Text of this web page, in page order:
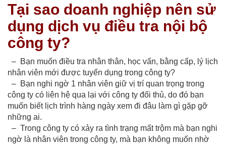
Tại sao doanh nghiệp nên sử
dụng dịch vụ điều tra nội bộ
công ty?
– Bạn muốn điều tra nhân thân, học vấn, bằng cấp, lý lịch
nhân viên mới được tuyển dụng trong công ty?
– Bạn nghi ngờ 1 nhân viên giữ vị trí quan trọng trong
công ty có liên hệ qua lại với công ty đối thủ, do đó bạn
muốn biết lịch trình hàng ngày xem đi đâu làm gì gặp gỡ
những ai.
– Trong công ty có xảy ra tình trạng mất trộm mà bạn nghi
ngờ là nhân viên trong công ty, mà bạn không muốn nhờ